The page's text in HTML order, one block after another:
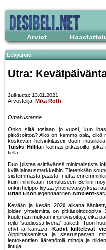
Arviot
Levyarvio
Utra:
Julkaistu: 13.01.2021
Arvostelija: Mika Roth
Omakustanne
Onko siitä tosiaan jo vuosi, kun
pitkäsoittoa? Aika on kumma asia, eikä
koskevan helsinkiläisen duon
Tuisku Hillilän kolmas pitkäsoitto, joka
tiellä.
Duo julistaa esittävänsä minimalistista
kyllä lainausmerkkeihin. Tietenkään
siisteimmästä päästä, mutta
kuin mihinkään romuluiseen Berliini-
onkin helppo löytää yhteneväisyyksiä
Brian Enon legendaarinen Ambient-
Kevään ja kesän 2020 aikana
joiden yhteismitta on
kuuleman mukaan improvisoituja, eikä
reilu ”studiossa livenä” paketti. Tuon
ehyt ja kantava.
Kadut kiiltelevät
Alppimaisemissa ja sisarusparven
lentokenttien äärettömiä mittoja ja
lintuja.